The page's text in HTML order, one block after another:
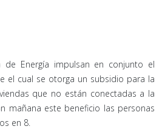
de Energía impulsan en conjunto el
el cual se otorga un subsidio para la
que no están conectadas a la
mañana este beneficio las personas
en 8.